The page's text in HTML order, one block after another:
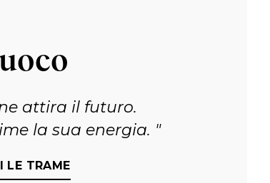
attira il futuro.
la sua energia.
LE TRAME